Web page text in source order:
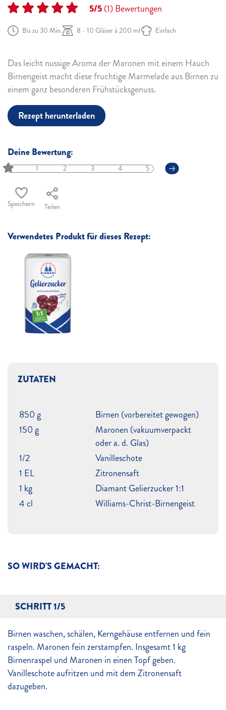
5/5(1)Bewertungen
Bis zu 30 Min. 8 - 10 Gläser à 200 ml Einfach
Das leicht nussige Aroma der Maronen mit einem Hauch
Birnengeist macht diese fruchtige Marmelade aus Birnen zu
einem ganz besonderen Frühstücksgenuss.
Rezept herunterladen
Deine Bewertung:
1 2 3 4 5
Speichern Teilen
Verwendetes Produkt für dieses Rezept:
SO WIRD'S GEMACHT:
SCHRITT 1/5
Birnen waschen, schälen, Kerngehäuse entfernen und fein
raspeln. Maronen fein zerstampfen. Insgesamt 1 kg
Birnenraspel und Maronen in einen Topf geben.
Vanilleschote aufritzen und mit dem Zitronensaft
dazugeben.
ZUTATEN
850 g
Birnen (vorbereitet gewogen)
150 g
Maronen (vakuumverpackt
oder a. d. Glas)
1/2
Vanilleschote
1 EL
Zitronensaft
1 kg
Diamant Gelierzucker 1:1
4 cl
Williams-Christ-Birnengeist